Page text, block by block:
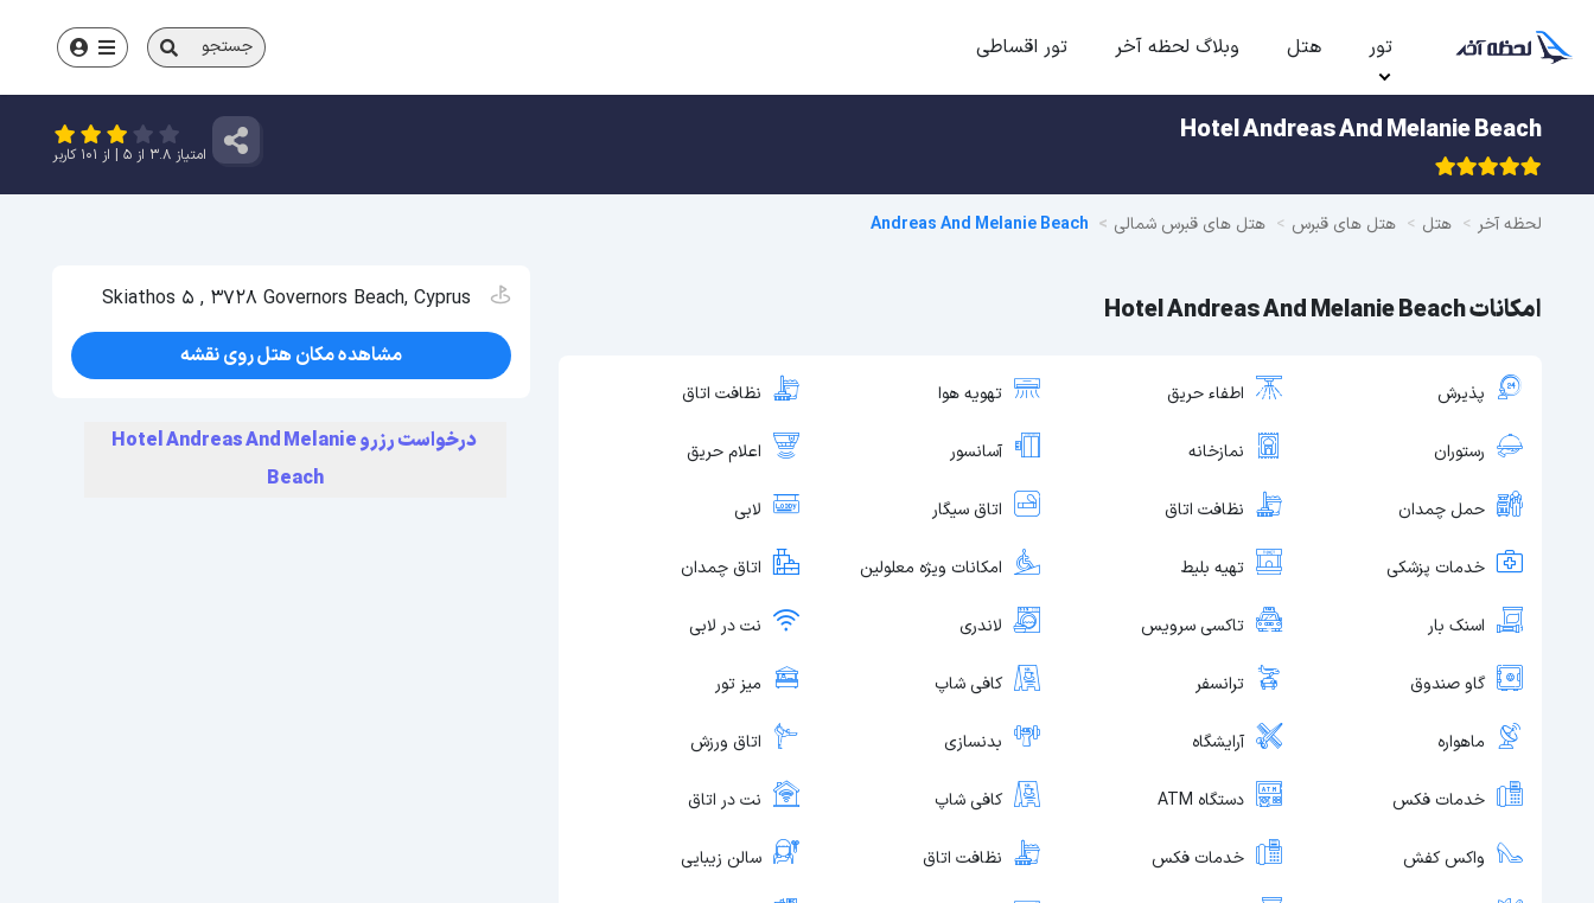
تور هتل وبلاگ لحظه آخر تور اقساطی جستجو
Hotel Andreas And Melanie Beach
امتیاز 3.8 از 5 | از 101 کاربر
لحظه آخر هتل هتل های قبرس هتل های قبرس شمالی Andreas And Melanie Beach
امکانات Hotel Andreas And Melanie Beach
پذیرش اطفاء حریق تهویه هوا نظافت اتاق
رستوران نمازخانه آسانسور اعلام حریق
حمل چمدان نظافت اتاق اتاق سیگار لابی
خدمات پزشکی تهیه بلیط امکانات ویژه معلولین اتاق چمدان
اسنک بار تاکسی سرویس لاندری نت در لابی
گاو صندوق ترانسفر کافی شاپ میز تور
ماهواره آرایشگاه بدنسازی اتاق ورزش
خدمات فکس دستگاه ATM کافی شاپ نت در اتاق
واکس کفش خدمات فکس نظافت اتاق سالن زیبایی
Skiathos 5 , 3728 Governors Beach, Cyprus
مشاهده مکان هتل روی نقشه
درخواست رزرو Hotel Andreas And Melanie
Beach